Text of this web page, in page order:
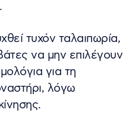
τυχόν ταλαιπωρία,
να μην επιλέγουν
για τη
λόγω